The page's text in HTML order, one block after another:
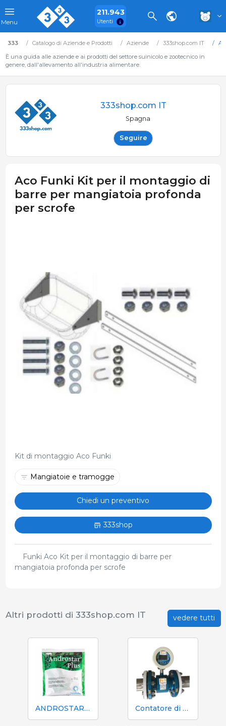
Menu
211.943
Utenti
333 Catalogo di Aziende e Prodotti Aziende 333shop.com IT
È una guida alle aziende e ai prodotti del settore suinicolo e zootecnico in
genere, dall'allevamento all'industria alimentare.
333shop.com IT
Spagna
Seguire
Aco Funki Kit per il montaggio di
barre per mangiatoia profonda
per scrofe
Kit di montaggio Aco Funki
Mangiatoie e tramogge
Chiedi un preventivo
333shop
Funki Aco Kit per il montaggio di barre per
mangiatoia profonda per scrofe
vedere tutti
Altri prodotti di 333shop.com IT
ANDROSTAR PLUS 47 g / 100 L - Prolungatore di sperma a lunga durata Contatore di volume e azoto Mecaniques Segalés DN150